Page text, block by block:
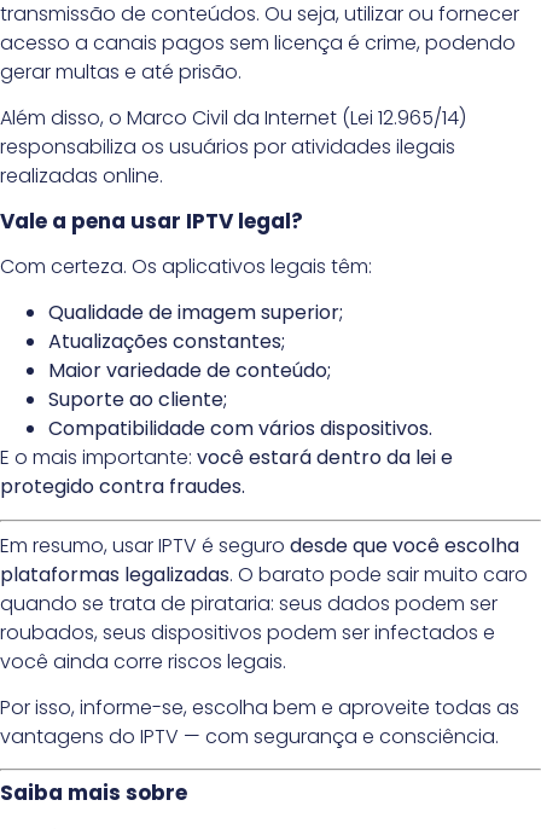
transmissão de conteúdos. Ou seja, utilizar ou fornecer
acesso a canais pagos sem licença é crime, podendo
gerar multas e até prisão.
Além disso, o Marco Civil da Internet (Lei 12.965/14)
responsabiliza os usuários por atividades ilegais
realizadas online.
Vale a pena usar IPTV legal?
Com certeza. Os aplicativos legais têm:
Qualidade de imagem superior;
Atualizações constantes;
Maior variedade de conteúdo;
Suporte ao cliente;
Compatibilidade com vários dispositivos.
E o mais importante: você estará dentro da lei e
protegido contra fraudes.
Em resumo, usar IPTV é seguro desde que você escolha
plataformas legalizadas. O barato pode sair muito caro
quando se trata de pirataria: seus dados podem ser
roubados, seus dispositivos podem ser infectados e
você ainda corre riscos legais.
Por isso, informe-se, escolha bem e aproveite todas as
vantagens do IPTV — com segurança e consciência.
Saiba mais sobre